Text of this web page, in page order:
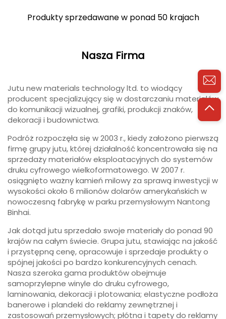
Produkty sprzedawane w ponad 50 krajach
Nasza Firma
Jutu new materials technology ltd. to wiodący
producent specjalizujący się w dostarczaniu materiałów
do komunikacji wizualnej, grafiki, produkcji znaków,
dekoracji i budownictwa.
Podróż rozpoczęła się w 2003 r., kiedy założono pierwszą
firmę grupy jutu, której działalność koncentrowała się na
sprzedaży materiałów eksploatacyjnych do systemów
druku cyfrowego wielkoformatowego. W 2007 r.
osiągnięto ważny kamień milowy za sprawą inwestycji w
wysokości około 6 milionów dolarów amerykańskich w
nowoczesną fabrykę w parku przemysłowym Nantong
Binhai.
Jak dotąd jutu sprzedało swoje materiały do ponad 90
krajów na całym świecie. Grupa jutu, stawiając na jakość
i przystępną cenę, opracowuje i sprzedaje produkty o
spójnej jakości po bardzo konkurencyjnych cenach.
Nasza szeroka gama produktów obejmuje
samoprzylepne winyle do druku cyfrowego,
laminowania, dekoracji i plotowania; elastyczne podłoża
banerowe i plandeki do reklamy zewnętrznej i
zastosowań przemysłowych; płótna i tapety do reklamy